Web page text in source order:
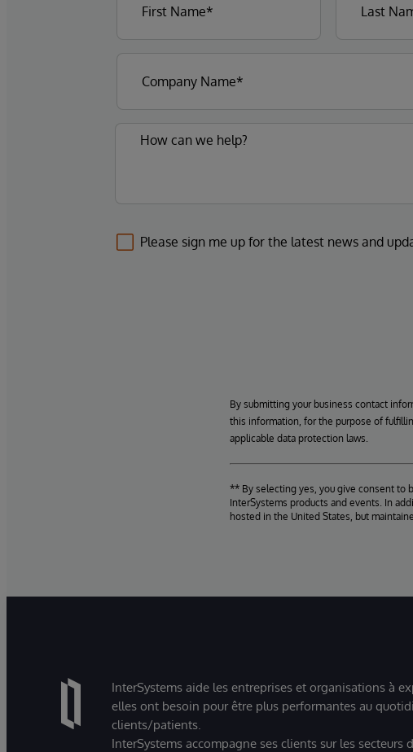
Please sign me up for the latest news and
By submitting your business contact
this information, for the purpose of
applicable data protection laws.
** By selecting yes, you give consent to
InterSystems products and events. In
hosted in the United States, but
InterSystems aide les entreprises et organisations à
elles ont besoin pour être plus performantes au
clients/patients.
InterSystems accompagne ses clients sur les